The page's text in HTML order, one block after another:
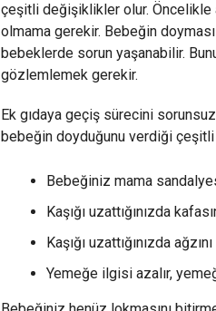
çeşitli değişiklikler olur. Öncelikle
olmama gerekir. Bebeğin
bebeklerde sorun yaşanabilir.
gözlemlemek gerekir.
Ek gıdaya geçiş sürecini
bebeğin doyduğunu verdiği
Bebeğiniz mama
Kaşığı uzattığınızda
Kaşığı uzattığınızda
Yemeğe ilgisi azalır,